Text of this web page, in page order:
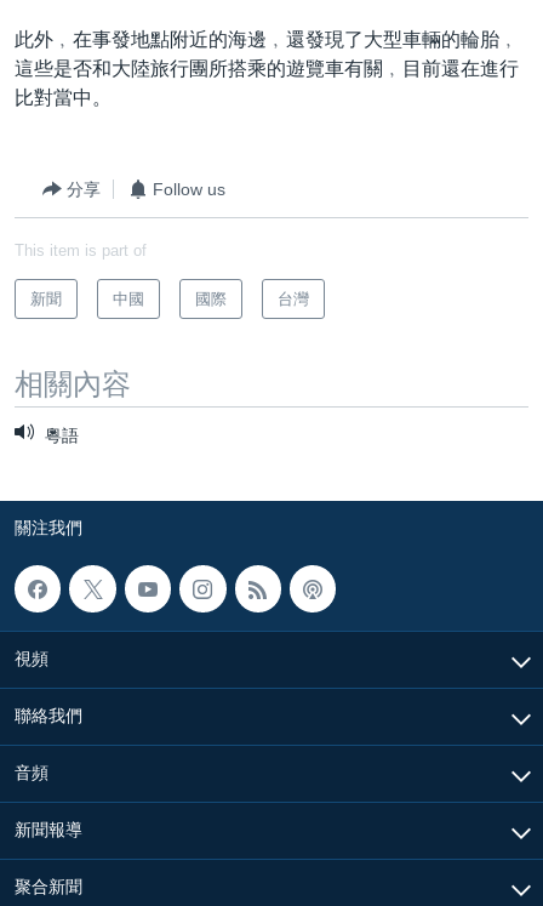
此外﹐在事發地點附近的海邊﹐還發現了大型車輛的輪胎﹐
這些是否和大陸旅行團所搭乘的遊覽車有關﹐目前還在進行
比對當中。
分享 Follow us
This item is part of
新聞 中國 國際 台灣
相關內容
粵語
關注我們
視頻
聯絡我們
音頻
新聞報導
聚合新聞